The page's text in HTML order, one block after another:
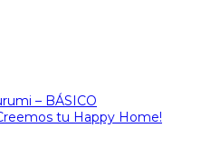
– BÁSICO
tu Happy Home!